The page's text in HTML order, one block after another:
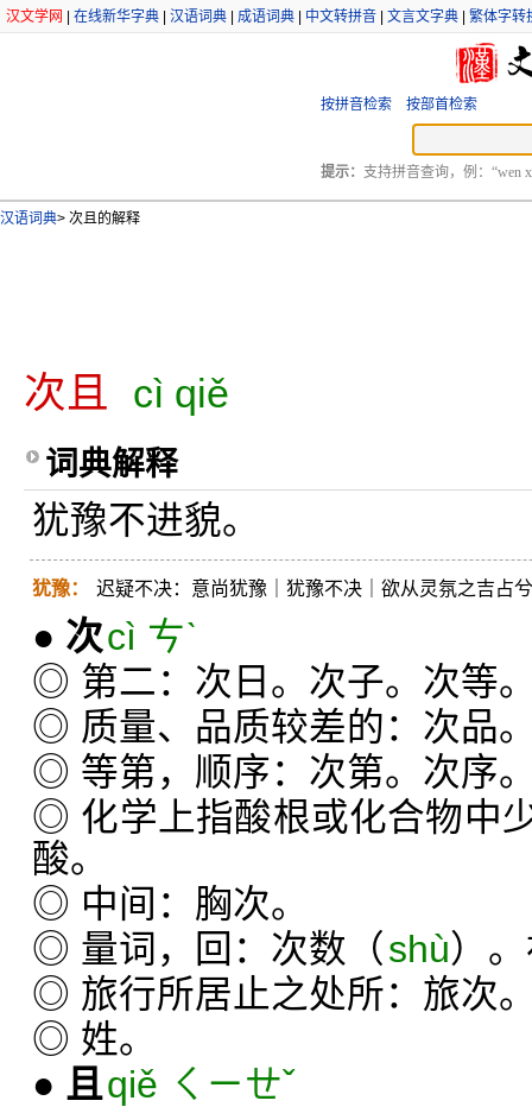
汉文学网 在线新华字典 汉语词典 成语词典 中文转拼音 文言文字典 繁体字转
按拼音检索 按部首检索
提示： 支持拼音查询，例：“wen
汉语词典> 次且的解释
次且 cì qiě
词典解释
犹豫不进貌。
犹豫： 迟疑不决：意尚犹豫｜犹豫不决｜欲从灵氛之吉占
● 次cì ㄘˋ
◎ 第二：次日。次子。次等
◎ 质量、品质较差的：次品
◎ 等第，顺序：次第。次序
◎ 化学上指酸根或化合物中
酸。
◎ 中间：胸次。
◎ 量词，回：次数（shù）
◎ 旅行所居止之处所：旅次
◎ 姓。
● 且qiě ㄑㄧㄝˇ